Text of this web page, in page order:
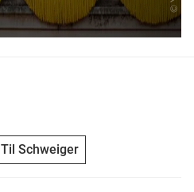
Til Schweiger